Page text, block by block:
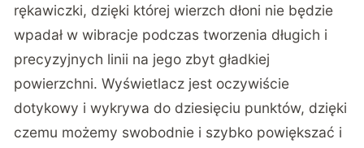
rękawiczki, dzięki której wierzch dłoni nie będzie
wpadał w wibracje podczas tworzenia długich i
precyzyjnych linii na jego zbyt gładkiej
powierzchni. Wyświetlacz jest oczywiście
dotykowy i wykrywa do dziesięciu punktów, dzięki
czemu możemy swobodnie i szybko powiększać i